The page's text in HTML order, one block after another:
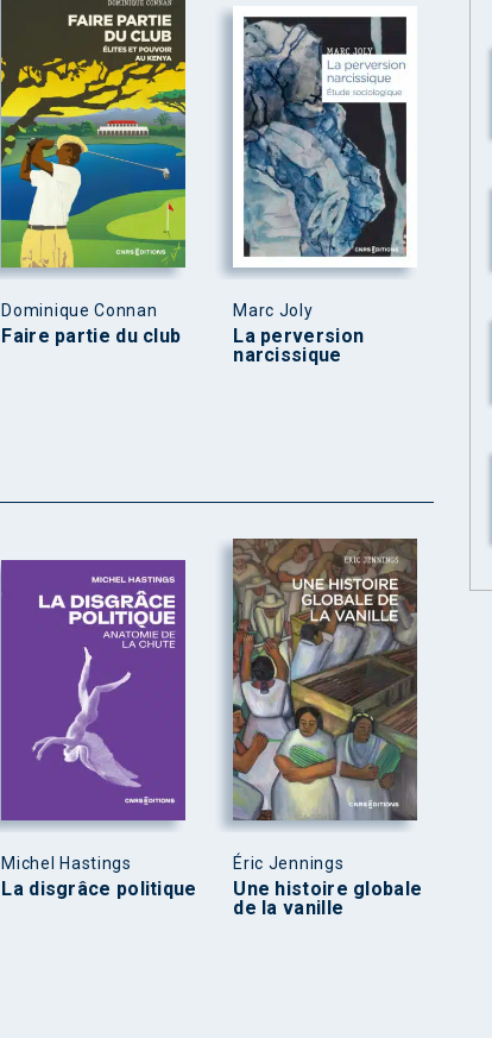
Dominique Connan
Faire partie du club
Marc Joly
La perversion
narcissique
Michel Hastings
La disgrâce politique
Éric Jennings
Une histoire globale
de la vanille